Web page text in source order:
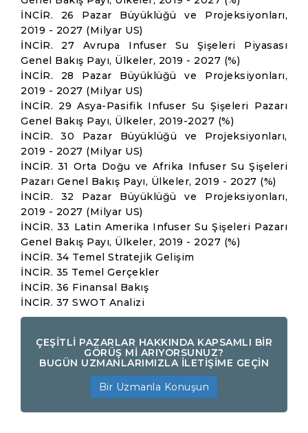
İNCİR. 26 Pazar Büyüklüğü ve Projeksiyonları,
2019 - 2027 (Milyar US)
İNCİR. 27 Avrupa Infuser Su Şişeleri Piyasası
Genel Bakış Payı, Ülkeler, 2019 - 2027 (%)
İNCİR. 28 Pazar Büyüklüğü ve Projeksiyonları,
2019 - 2027 (Milyar US)
İNCİR. 29 Asya-Pasifik Infuser Su Şişeleri Pazarı
Genel Bakış Payı, Ülkeler, 2019-2027 (%)
İNCİR. 30 Pazar Büyüklüğü ve Projeksiyonları,
2019 - 2027 (Milyar US)
İNCİR. 31 Orta Doğu ve Afrika Infuser Su Şişeleri
Pazarı Genel Bakış Payı, Ülkeler, 2019 - 2027 (%)
İNCİR. 32 Pazar Büyüklüğü ve Projeksiyonları,
2019 - 2027 (Milyar US)
İNCİR. 33 Latin Amerika Infuser Su Şişeleri Pazarı
Genel Bakış Payı, Ülkeler, 2019 - 2027 (%)
İNCİR. 34 Temel Stratejik Gelişim
İNCİR. 35 Temel Gerçekler
İNCİR. 36 Finansal Bakış
İNCİR. 37 SWOT Analizi
ÇEŞİTLİ PAZARLAR HAKKINDA KAPSAMLI BİR
GÖRÜŞ Mİ ARIYORSUNUZ?
BUGÜN UZMANLARIMIZLA İLETİŞİME GEÇİN
Bir Uzmanla Konuşun